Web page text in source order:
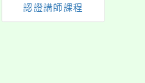
認證講師課程